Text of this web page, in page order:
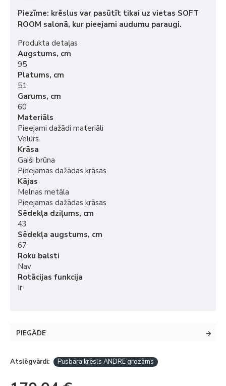
Piezīme: krēslus var pasūtīt tikai uz vietas SOFT
ROOM salonā, kur pieejami audumu paraugi.
Produkta detaļas
Augstums, cm
95
Platums, cm
51
Garums, cm
60
Materiāls
Pieejami dažādi materiāli
Velūrs
Krāsa
Gaiši brūna
Pieejamas dažādas krāsas
Kājas
Melnas metāla
Pieejamas dažādas krāsas
Sēdekļa dziļums, cm
43
Sēdekļa augstums, cm
67
Roku balsti
Nav
Rotācijas funkcija
Ir
PIEGĀDE
Atslēgvārdi: Pusbāra krēsls ANDRE grozāms